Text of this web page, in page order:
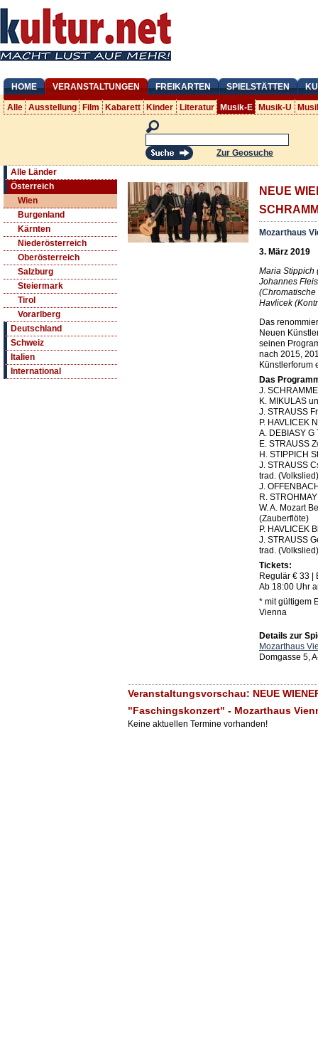
HOME VERANSTALTUNGEN FREIKARTEN SPIELSTÄTTEN
Alle Ausstellung Film Kabarett Kinder Literatur Musik-E Musik-U
Zur Geosuche
Alle Länder
Österreich
Wien
Burgenland
Kärnten
Niederösterreich
Oberösterreich
Salzburg
Steiermark
Tirol
Vorarlberg
Deutschland
Schweiz
Italien
International
NEUE
Mozarthaus
3. März 2019
Maria Stippich
Johannes
Havlicek
Das
Neuen
seinen
nach 2015,
Künstlerforum
Das
J.
K. MIKULAS
J. STRAUSS
P. HAVLICEK
A. DEBIASY G
E. STRAUSS
H. STIPPICH
J. STRAUSS
trad.
J.
R.
W. A. Mozart
(Zauberflöte)
P. HAVLICEK
J. STRAUSS
trad.
Tickets:
Regulär € 33 |
Ab 18:00 Uhr
* mit gültigem
Vienna
Details zur
Mozarthaus
Domgasse 5,
Veranstaltungsvorschau: NEUE
"Faschingskonzert" - Mozarthaus
Keine aktuellen Termine vorhanden!